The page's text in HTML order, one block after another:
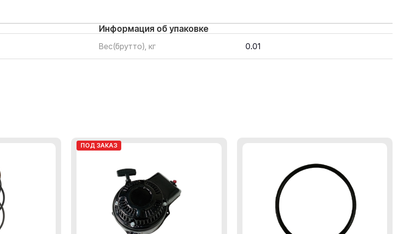
Информация об упаковке
Вес(брутто), кг 0.01
ПОД ЗАКАЗ